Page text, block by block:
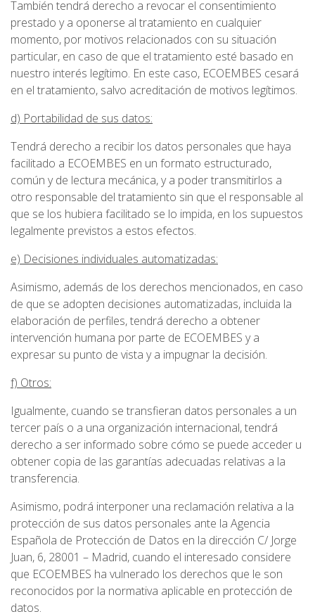
También tendrá derecho a revocar el consentimiento
prestado y a oponerse al tratamiento en cualquier
momento, por motivos relacionados con su situación
particular, en caso de que el tratamiento esté basado en
nuestro interés legítimo. En este caso, ECOEMBES cesará
en el tratamiento, salvo acreditación de motivos legítimos.
d) Portabilidad de sus datos:
Tendrá derecho a recibir los datos personales que haya
facilitado a ECOEMBES en un formato estructurado,
común y de lectura mecánica, y a poder transmitirlos a
otro responsable del tratamiento sin que el responsable al
que se los hubiera facilitado se lo impida, en los supuestos
legalmente previstos a estos efectos.
e) Decisiones individuales automatizadas:
Asimismo, además de los derechos mencionados, en caso
de que se adopten decisiones automatizadas, incluida la
elaboración de perfiles, tendrá derecho a obtener
intervención humana por parte de ECOEMBES y a
expresar su punto de vista y a impugnar la decisión.
f) Otros:
Igualmente, cuando se transfieran datos personales a un
tercer país o a una organización internacional, tendrá
derecho a ser informado sobre cómo se puede acceder u
obtener copia de las garantías adecuadas relativas a la
transferencia.
Asimismo, podrá interponer una reclamación relativa a la
protección de sus datos personales ante la Agencia
Española de Protección de Datos en la dirección C/ Jorge
Juan, 6, 28001 – Madrid, cuando el interesado considere
que ECOEMBES ha vulnerado los derechos que le son
reconocidos por la normativa aplicable en protección de
datos.